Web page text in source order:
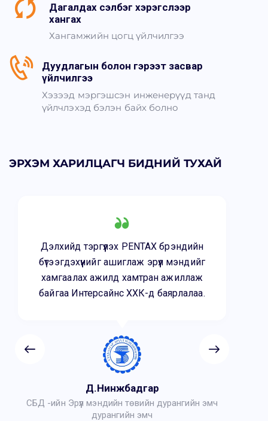
Дагалдах сэлбэг хэрэгслээр
хангах
Хангамжийн цогц үйлчилгээ
Дуудлагын болон гэрээт засвар
үйлчилгээ
Хэзээд мэргэшсэн инженерүүд танд
үйлчлэхэд бэлэн байх болно
ЭРХЭМ ХАРИЛЦАГЧ БИДНИЙ ТУХАЙ
Дэлхийд тэргүүлэх PENTAX брэндийн
бүтээгдэхүүнийг ашиглаж эрүүл мэндийг
хамгаалах ажилд хамтран ажиллаж
байгаа Интерсайнс ХХК-д баярлалаа.
Д.Нинжбадгар
СБД -ийн Эрүүл мэндийн төвийн дурангийн эмч
дурангийн эмч